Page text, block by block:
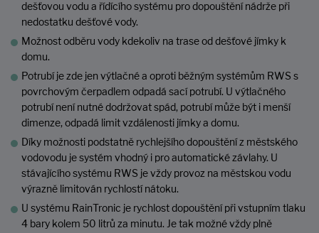
dešťovou vodu a řídícího systému pro dopouštění nádrže při
nedostatku dešťové vody.
Možnost odběru vody kdekoliv na trase od dešťové jímky k
domu.
Potrubí je zde jen výtlačné a oproti běžným systémům RWS s
povrchovým čerpadlem odpadá sací potrubí. U výtlačného
potrubí není nutné dodržovat spád, potrubí může být i menší
dimenze, odpadá limit vzdálenosti jímky a domu.
Díky možnosti podstatně rychlejšího dopouštění z městského
vodovodu je systém vhodný i pro automatické závlahy. U
stávajícího systému RWS je vždy provoz na městskou vodu
výrazně limitován rychlostí nátoku.
U systému RainTronic je rychlost dopouštění při vstupním tlaku
4 bary kolem 50 litrů za minutu. Je tak možné vždy plně